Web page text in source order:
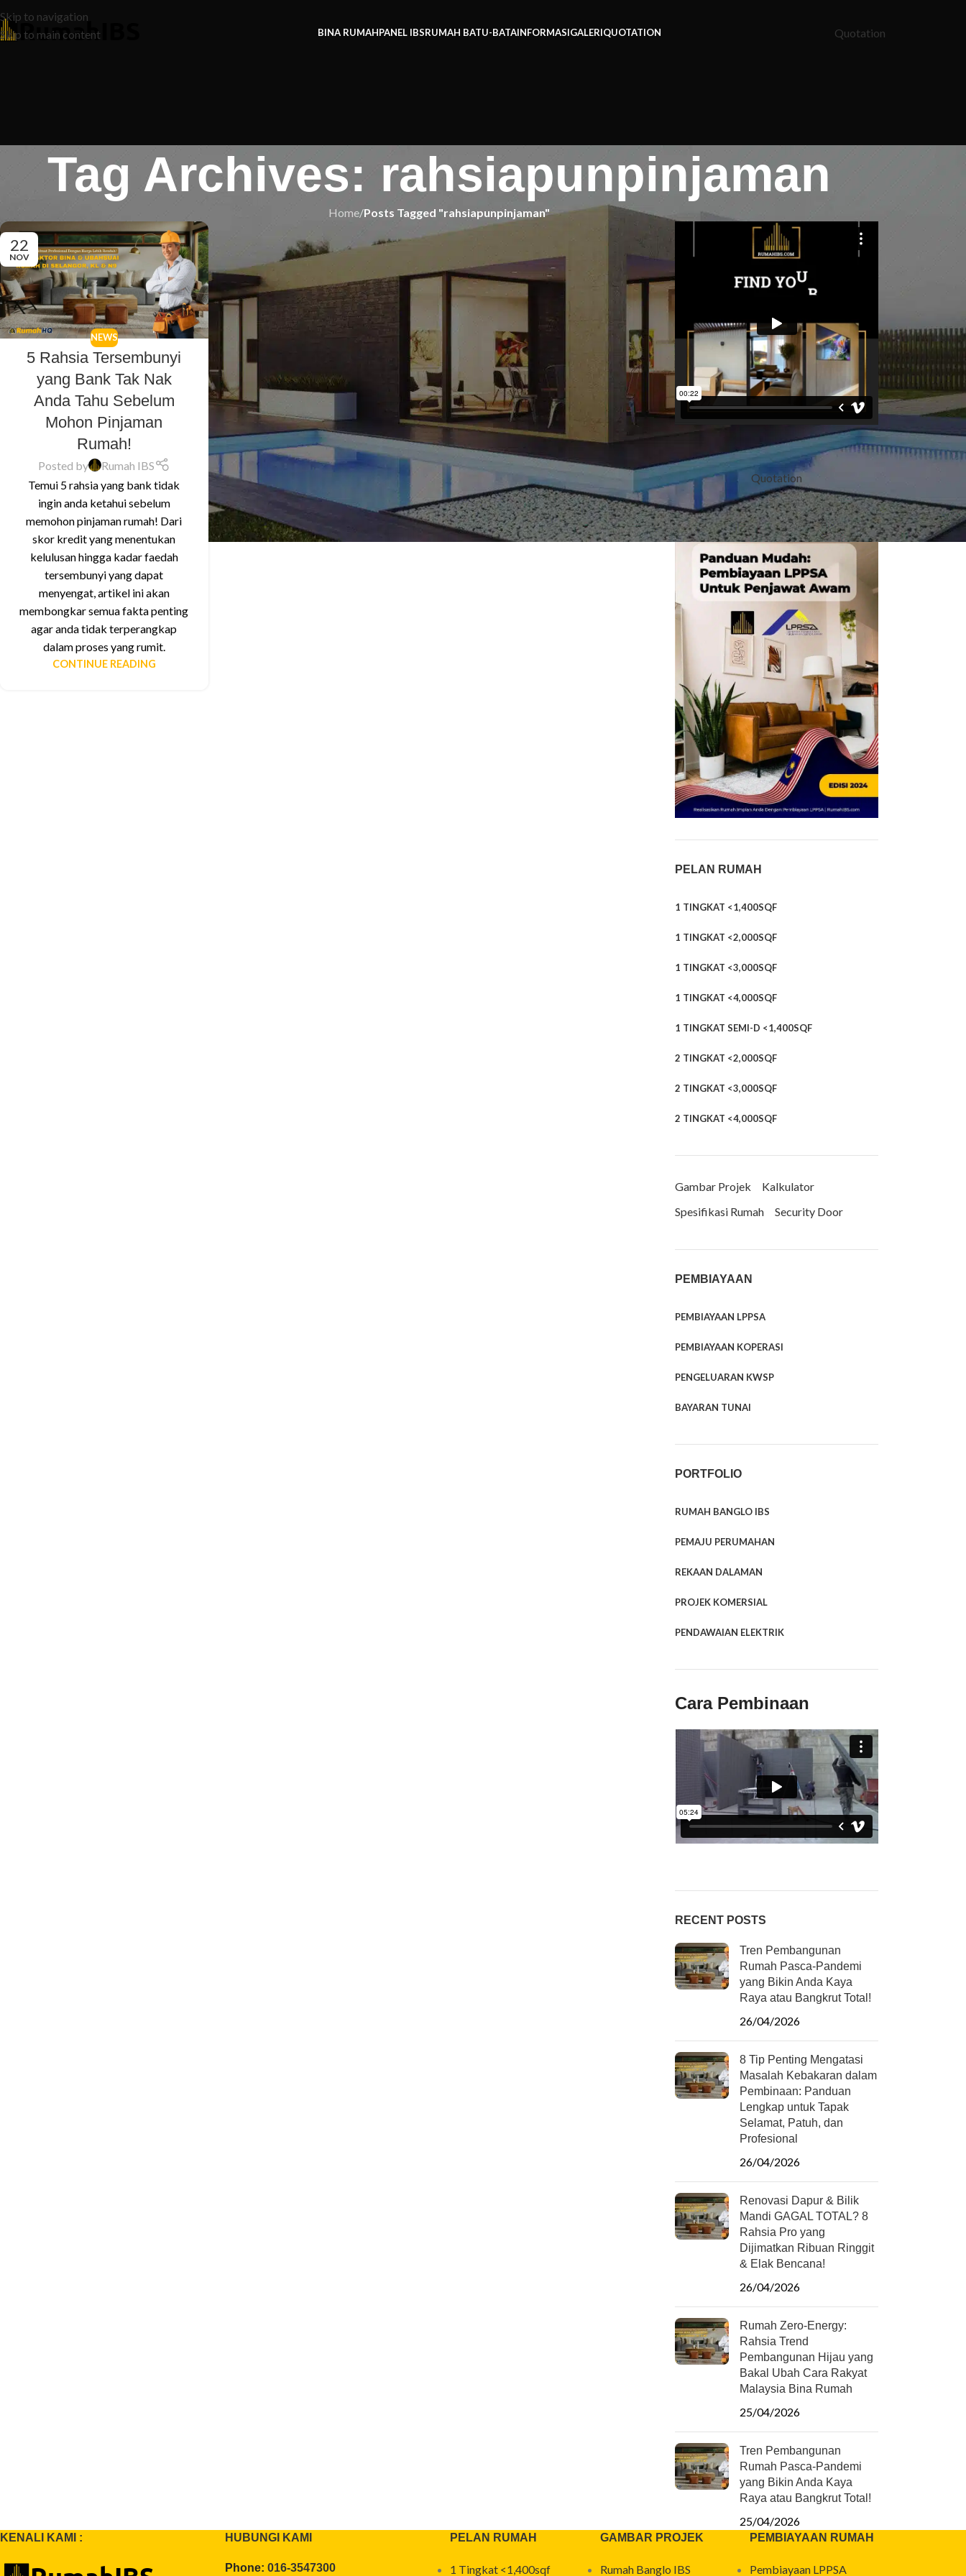
Skip to navigation
Skip to main content
BINA RUMAHPANEL IBSRUMAH BATU-BATAINFORMASIGALERIQUOTATION Quotation
Tag Archives: rahsiapunpinjaman
Home/Posts Tagged "rahsiapunpinjaman"
22
NOV
NEWS
5 Rahsia Tersembunyi
yang Bank Tak Nak
Anda Tahu Sebelum
Mohon Pinjaman
Rumah!
Posted by
Rumah IBS
Temui 5 rahsia yang bank tidak
ingin anda ketahui sebelum
memohon pinjaman rumah! Dari
skor kredit yang menentukan
kelulusan hingga kadar faedah
tersembunyi yang dapat
menyengat, artikel ini akan
membongkar semua fakta penting
agar anda tidak terperangkap
dalam proses yang rumit.
CONTINUE READING
Quotation
PELAN RUMAH
1 TINGKAT <1,400SQF
1 TINGKAT <2,000SQF
1 TINGKAT <3,000SQF
1 TINGKAT <4,000SQF
1 TINGKAT SEMI-D <1,400SQF
2 TINGKAT <2,000SQF
2 TINGKAT <3,000SQF
2 TINGKAT <4,000SQF
Gambar Projek
Kalkulator
Spesifikasi Rumah
Security Door
PEMBIAYAAN
PEMBIAYAAN LPPSA
PEMBIAYAAN KOPERASI
PENGELUARAN KWSP
BAYARAN TUNAI
PORTFOLIO
RUMAH BANGLO IBS
PEMAJU PERUMAHAN
REKAAN DALAMAN
PROJEK KOMERSIAL
PENDAWAIAN ELEKTRIK
Cara Pembinaan
RECENT POSTS
Tren Pembangunan
Rumah Pasca-Pandemi
yang Bikin Anda Kaya
Raya atau Bangkrut Total!
26/04/2026
8 Tip Penting Mengatasi
Masalah Kebakaran dalam
Pembinaan: Panduan
Lengkap untuk Tapak
Selamat, Patuh, dan
Profesional
26/04/2026
Renovasi Dapur & Bilik
Mandi GAGAL TOTAL? 8
Rahsia Pro yang
Dijimatkan Ribuan Ringgit
& Elak Bencana!
26/04/2026
Rumah Zero-Energy:
Rahsia Trend
Pembangunan Hijau yang
Bakal Ubah Cara Rakyat
Malaysia Bina Rumah
25/04/2026
Tren Pembangunan
Rumah Pasca-Pandemi
yang Bikin Anda Kaya
Raya atau Bangkrut Total!
25/04/2026
KENALI KAMI : HUBUNGI KAMI
Phone: 016-3547300
PELAN RUMAH
1 Tingkat <1,400sqf
GAMBAR PROJEK
Rumah Banglo IBS
PEMBIAYAAN RUMAH
Pembiayaan LPPSA